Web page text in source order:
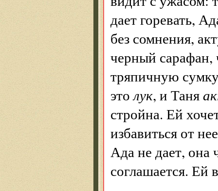
дает горевать,
без сомнения,
черный
тряпичную
этолук, и Таня
стройна. Ей
избавиться от
Ада не дает, она
соглашается. Ей